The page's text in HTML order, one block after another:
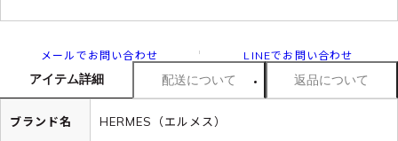
メールでお問い合わせ LINEでお問い合わせ
アイテム詳細 配送について 返品について
ブランド名 HERMES（エルメス）